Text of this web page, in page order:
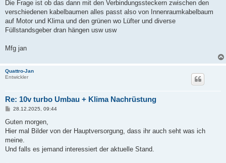
Die Frage ist ob das dann mit den Verbindungssteckern zwischen den
verschiedenen kabelbaumen alles passt also von Innenraumkabelbaum
auf Motor und Klima und den grünen wo Lüfter und diverse
Füllstandsgeber dran hängen usw usw
Mfg jan
Quattro-Jan
Entwickler
Re: 10v turbo Umbau + Klima Nachrüstung
B
i
r
a
28.12.2025, 09:44
Guten morgen,
Hier mal Bilder von der Hauptversorgung, dass ihr auch seht was ich
meine.
Und falls es jemand interessiert der aktuelle Stand.